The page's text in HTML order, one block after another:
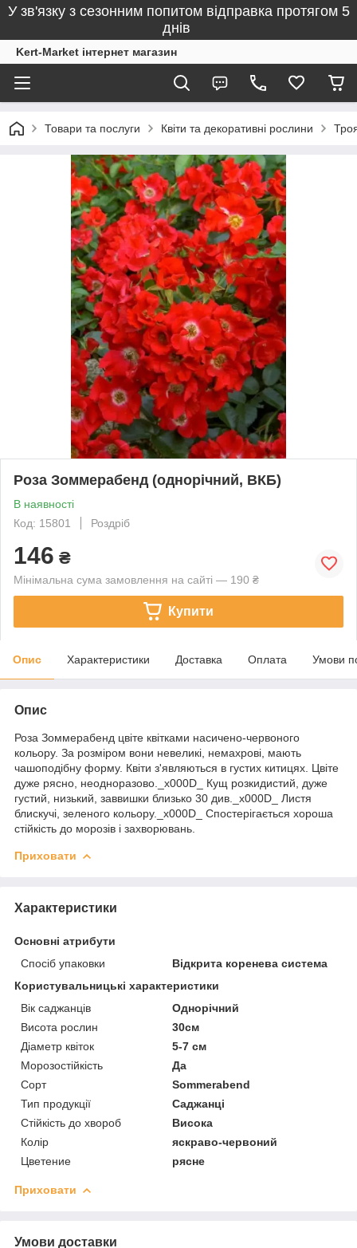
У зв'язку з сезонним попитом відправка протягом 5
днів
Kert-Market інтернет магазин
Товари та послуги Квіти та декоративні рослини
Роза Зоммерабенд (однорічний, ВКБ)
В наявності
Код: 15801
Роздріб
146 ₴
Мінімальна сума замовлення на сайті — 190 ₴
Купити
Опис Характеристики Доставка Оплата Умови
Опис
Роза Зоммерабенд цвіте квітками насичено-червоного
кольору. За розміром вони невеликі, немахрові, мають
чашоподібну форму. Квіти з'являються в густих китицях. Цвіте
дуже рясно, неодноразово._x000D_ Кущ розкидистий, дуже
густий, низький, заввишки близько 30 див._x000D_ Листя
блискучі, зеленого кольору._x000D_ Спостерігається хороша
стійкість до морозів і захворювань.
Приховати
Характеристики
Основні атрибути
Спосіб упаковки
Відкрита коренева система
Користувальницькі характеристики
Вік саджанців
Однорічний
Висота рослин
30см
Діаметр квіток
5-7 см
Морозостійкість
Да
Сорт
Sommerabend
Тип продукції
Саджанці
Стійкість до хвороб
Висока
Колір
яскраво-червоний
Цветение
рясне
Приховати
Умови доставки